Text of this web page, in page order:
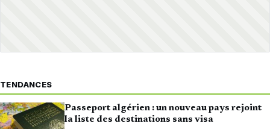
TENDANCES
Passeport algérien : un nouveau pays rejoint
la liste des destinations sans visa